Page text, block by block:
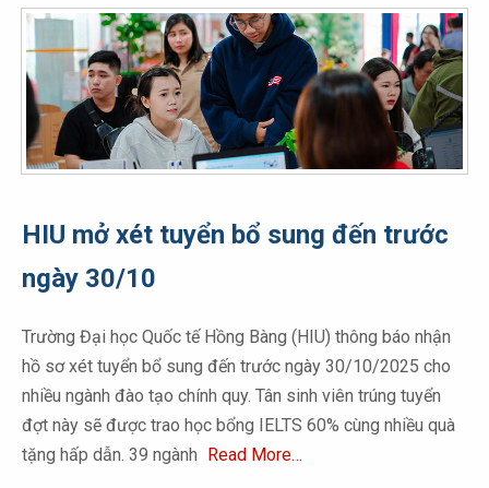
HIU mở xét tuyển bổ sung đến trước
ngày 30/10
Trường Đại học Quốc tế Hồng Bàng (HIU) thông báo nhận
hồ sơ xét tuyển bổ sung đến trước ngày 30/10/2025 cho
nhiều ngành đào tạo chính quy. Tân sinh viên trúng tuyển
đợt này sẽ được trao học bổng IELTS 60% cùng nhiều quà
tặng hấp dẫn. 39 ngành Read More…